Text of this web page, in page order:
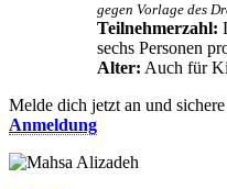
gegen Vorlage des
Teilnehmerzahl:
sechs Personen
Alter: Auch für
Melde dich jetzt an und
Anmeldung